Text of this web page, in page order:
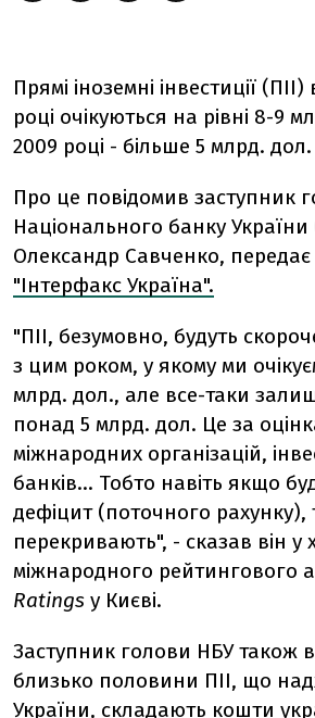
Прямі іноземні інвестиції
році очікуються на рівні 8-9
2009 році - більше 5 млрд. дол.
Про це повідомив заступник
Національного банку
Олександр Савченко, передає
"Інтерфакс Україна".
"ПІІ, безумовно, будуть
з цим роком, у якому ми
млрд. дол., але все-таки
понад 5 млрд. дол. Це за
міжнародних організацій,
банків... Тобто навіть якщо
дефіцит (поточного рахунку),
перекривають", - сказав він у
міжнародного рейтингового
Ratings у Києві.
Заступник голови НБУ також
близько половини ПІІ, що
України, складають кошти